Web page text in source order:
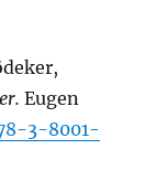
Eugen
3-8001-